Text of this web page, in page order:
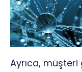
Ayrıca,